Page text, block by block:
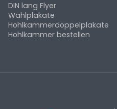
DIN lang Flyer
Wahlplakate
Hohlkammerdoppelplakate
Hohlkammer bestellen